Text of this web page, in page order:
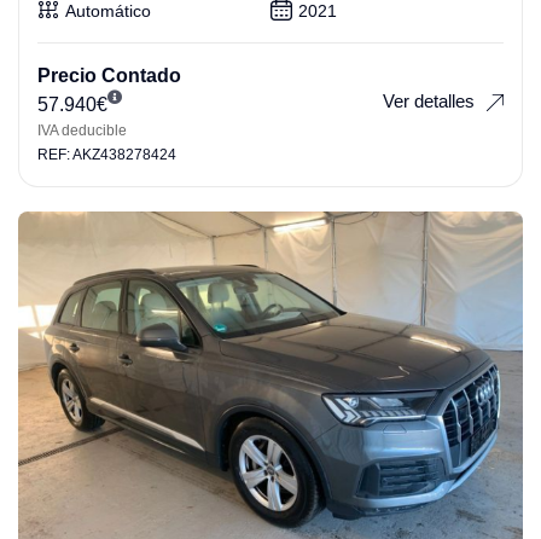
Automático
2021
Precio Contado
57.940€
IVA deducible
Ver detalles
REF: AKZ438278424